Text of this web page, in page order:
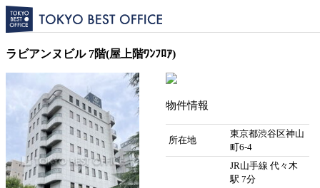
ラビアンヌビル 7階(屋上階ﾜﾝﾌﾛｱ)
物件情報
所在地
東京都渋谷区神山
町6-4
JR山手線 代々木
駅 7分